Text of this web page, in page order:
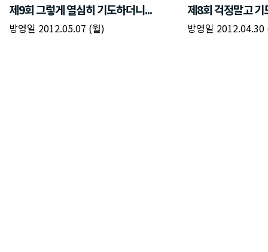
제9회 그렇게 열심히 기도하더니...
방영일 2012.05.07 (월)
제8회 걱정말고 기
방영일 2012.04.30